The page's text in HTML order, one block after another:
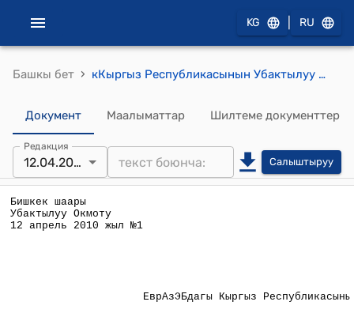
KG RU
Башкы бет › кКыргыз Республикасынын Убактылуу окмотунун 2010-жылдын 12-апрелинин №1 "ЕврАзЭБдагы Кыргыз Республикасынын туруктуу екулу Б.Т.Абдылдаевднн ыйгарым укуктарын ырастоо женунде" Тескемеси
Документ Маалыматтар Шилтеме документтер
Редакция
12.04.2010 Салыштыруу